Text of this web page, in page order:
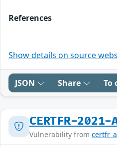
References
Show details on source
JSON Share To
CERTFR-
Vulnerability from